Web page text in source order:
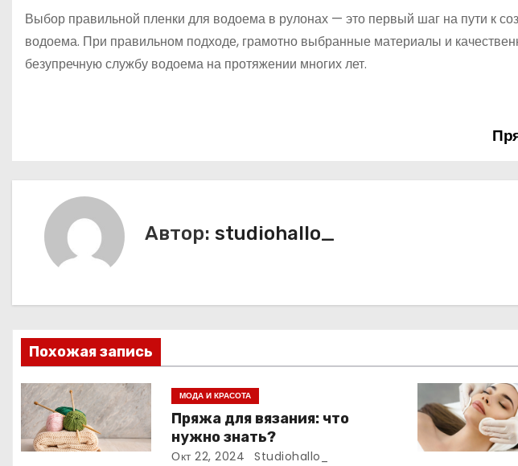
Выбор правильной пленки для водоема в рулонах — это первый шаг на пути к
водоема. При правильном подходе, грамотно выбранные материалы и
безупречную службу водоема на протяжении многих лет.
а
а
ц
и
я
п
Автор: studiohallo_
Похожая запись
МОДА И КРАСОТА
Пряжа для вязания: что
нужно знать?
Окт 22, 2024 Studiohallo_